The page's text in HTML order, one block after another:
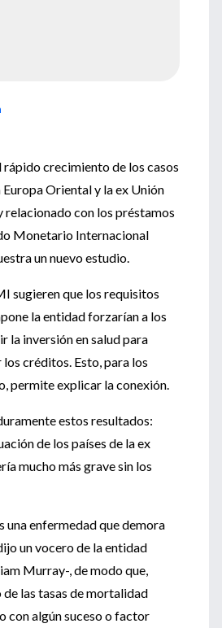
rápido crecimiento de los casos
Oriental y la ex Unión
relacionado con los préstamos
Monetario Internacional
un nuevo estudio.
sugieren que los requisitos
la entidad forzarían a los
la inversión en salud para
créditos. Esto, para los
permite explicar la conexión.
estos resultados:
de los países de la ex
mucho más grave sin los
una enfermedad que demora
un vocero de la entidad
Murray-, de modo que,
de las tasas de mortalidad
con algún suceso o factor